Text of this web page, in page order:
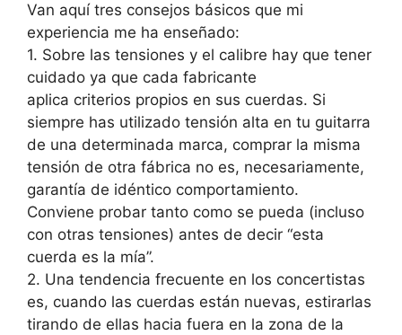
Van aquí tres consejos básicos que mi
experiencia me ha enseñado:
1. Sobre las tensiones y el calibre hay que tener
cuidado ya que cada fabricante
aplica criterios propios en sus cuerdas. Si
siempre has utilizado tensión alta en tu guitarra
de una determinada marca, comprar la misma
tensión de otra fábrica no es, necesariamente,
garantía de idéntico comportamiento.
Conviene probar tanto como se pueda (incluso
con otras tensiones) antes de decir “esta
cuerda es la mía”.
2. Una tendencia frecuente en los concertistas
es, cuando las cuerdas están nuevas, estirarlas
tirando de ellas hacia fuera en la zona de la